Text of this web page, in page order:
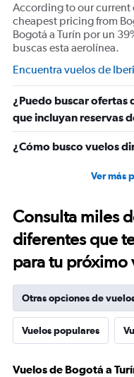
According to our current
cheapest pricing from
Bogotá a Turín por un
buscas esta aerolínea.
Encuentra vuelos de
¿Puedo buscar ofertas
que incluyan reservas
¿Cómo busco vuelos
Ver más
Consulta miles
diferentes que
para tu próximo
Otras opciones de
Vuelos populares
Vuelos de Bogotá a